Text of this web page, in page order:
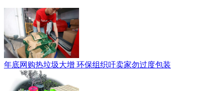
年底网购热垃圾大增 环保组织吁卖家勿过度包装